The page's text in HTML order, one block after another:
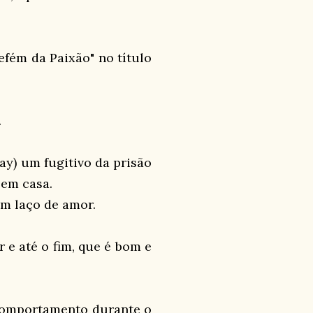
da Paixão" no título
um fugitivo da prisão
casa.
laço de amor.
até o fim, que é bom e
durante o